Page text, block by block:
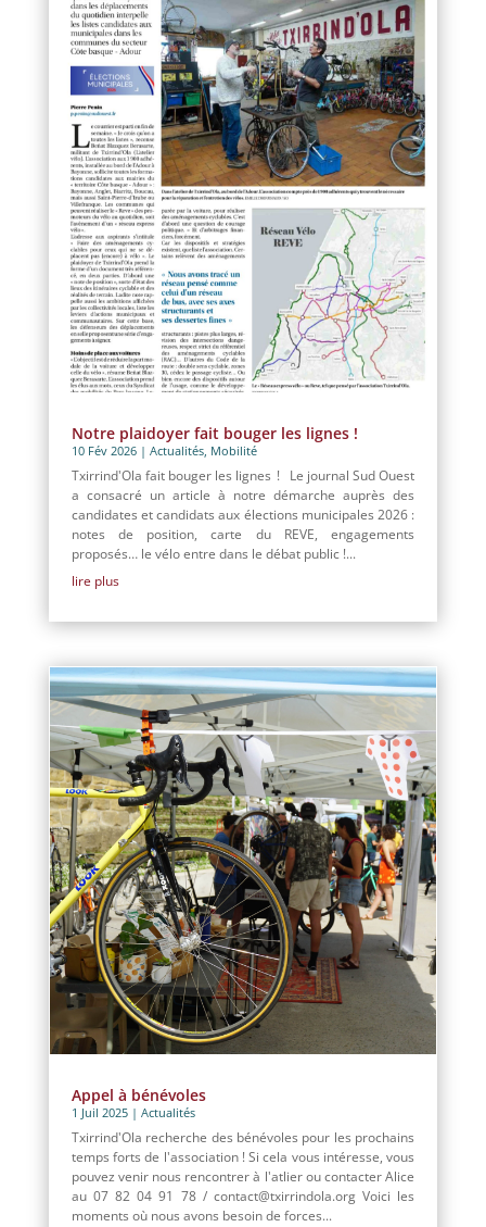
Notre plaidoyer fait bouger les lignes !
10 Fév 2026| Actualités, Mobilité
Txirrind'Ola fait bouger les lignes ! Le journal Sud Ouest
a consacré un article à notre démarche auprès des
candidates et candidats aux élections municipales 2026 :
notes de position, carte du REVE, engagements
proposés… le vélo entre dans le débat public !...
lire plus
Appel à bénévoles
1 Juil 2025| Actualités
Txirrind'Ola recherche des bénévoles pour les prochains
temps forts de l'association ! Si cela vous intéresse, vous
pouvez venir nous rencontrer à l'atlier ou contacter Alice
au 07 82 04 91 78 / contact@txirrindola.org Voici les
moments où nous avons besoin de forces...